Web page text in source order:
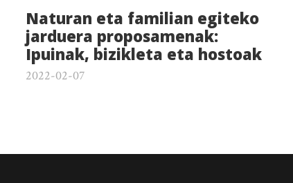
Naturan eta familian egiteko
jarduera proposamenak:
Ipuinak, bizikleta eta hostoak
2022-02-07